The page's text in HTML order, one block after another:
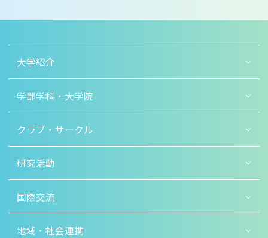
大学紹介
学部学科・大学院
クラブ・サークル
研究活動
国際交流
地域・社会連携